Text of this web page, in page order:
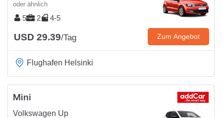
oder ähnlich
5 2 4-5
USD 29.39/Tag Zum Angebot
Flughafen Helsinki
Mini
Volkswagen Up